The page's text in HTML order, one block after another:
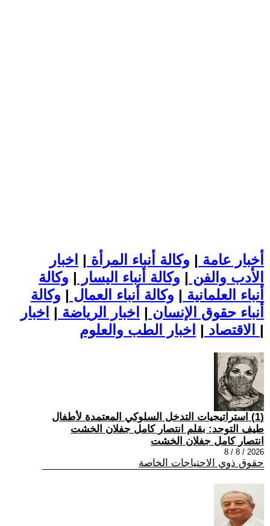
أخبار عامة | وكالة أنباء المرأة | اخبار
الأدب والفن | وكالة أنباء اليسار | وكالة
أنباء العلمانية | وكالة أنباء العمال | وكالة
أنباء حقوق الإنسان | اخبار الرياضة | اخبار
الاقتصاد | |
(1) استراتيجيات التدخل السلوكي المعتمدة لأطفال
طيف التوحد: بقلم انتصار كامل جفلان الخشت
انتصار كامل جفلان الخشت
2026 / 8 / 8
حقوق ذوي الاحتياجات الخاصة